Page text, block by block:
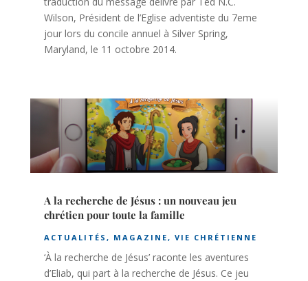
Wilson, Président de l’Eglise adventiste du 7eme
jour lors du concile annuel à Silver Spring,
Maryland, le 11 octobre 2014.
A la recherche de Jésus : un nouveau jeu
chrétien pour toute la famille
ACTUALITÉS , MAGAZINE, VIE CHRÉTIENNE
‘À la recherche de Jésus’ raconte les aventures
d’Eliab, qui part à la recherche de Jésus. Ce jeu